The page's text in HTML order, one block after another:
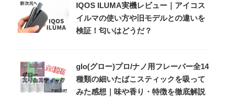
IQOS ILUMA実機レビュー｜アイコス
イルマの使い方や旧モデルとの違いを
検証！匂いはどうだ？
glo(グロー)プロ/ナノ用フレーバー全14
種類の細いたばこスティックを吸って
みた感想｜味や香り・特徴を徹底解説